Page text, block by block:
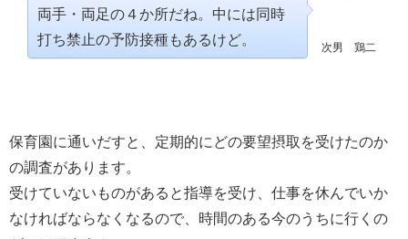
次男 鶏二
両手・両足の４か所だね。中には同時
打ち禁止の予防接種もあるけど。
保育園に通いだすと、定期的にどの要望摂取を受けたのか
の調査があります。
受けていないものがあると指導を受け、仕事を休んでいか
なければならなくなるので、時間のある今のうちに行くの